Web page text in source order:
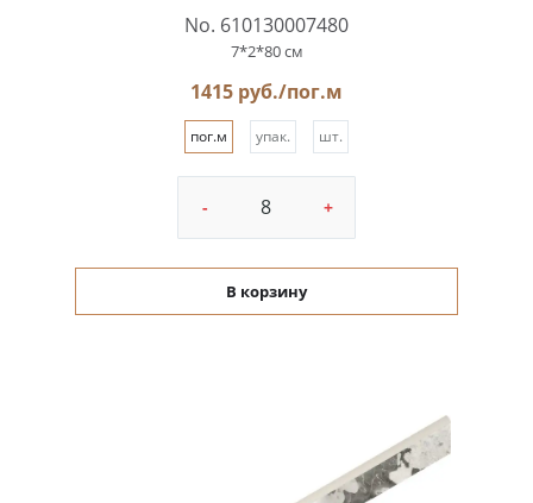
No. 610130007480
7*2*80 см
1415 руб./пог.м
пог.м упак. шт.
- +
В корзину